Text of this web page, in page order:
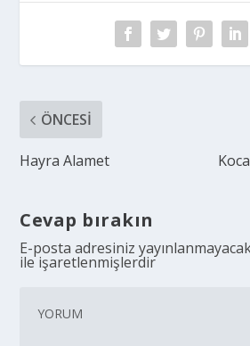
ÖNCESI
Hayra Alamet
Cevap bırakın
E-posta adresiniz
ile işaretlenmişlerdir